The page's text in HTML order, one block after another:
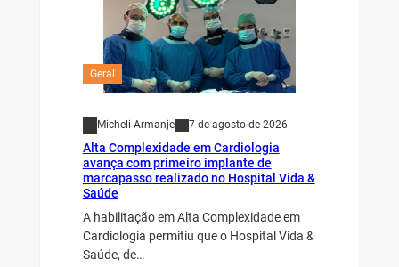
Geral
Micheli Armanje 7 de agosto de 2026
Alta Complexidade em Cardiologia
avança com primeiro implante de
marcapasso realizado no Hospital Vida &
Saúde
A habilitação em Alta Complexidade em
Cardiologia permitiu que o Hospital Vida &
Saúde, de…